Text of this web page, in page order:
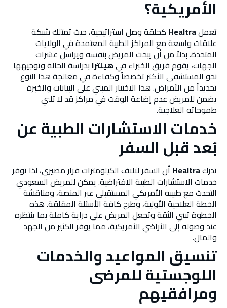
الأمريكية؟
تعملHealtra كحلقة وصل استراتيجية، حيث تمتلك شبكة
علاقات واسعة مع المراكز الطبية المعتمدة في الولايات
المتحدة. بدلاً من أن يبحث المريض بنفسه ويراسل عشرات
الجهات، يقوم فريق الخبراء فيهيلترا بدراسة الحالة وتوجيهها
نحو المستشفى الأكثر تخصصاً وكفاءة في معالجة هذا النوع
تحديداً من الأمراض. هذا الاختيار المبني على البيانات والخبرة
يضمن للمريض عدم إضاعة الوقت في مراكز قد لا تلبي
طموحاته العلاجية.
خدمات الاستشارات الطبية عن
بُعد قبل السفر
تدركHealtra أن السفر لآلاف الكيلومترات قرار مصيري، لذا توفر
خدمات الاستشارات الطبية الافتراضية. يمكن للمريض السعودي
التحدث مع طبيبه الأمريكي المستقبلي عبر المنصة، ومناقشة
الخطة العلاجية الأولية، وطرح كافة الأسئلة المقلقة. هذه
الخطوة تبني الثقة وتجعل المريض على دراية كاملة بما ينتظره
عند وصوله إلى الأراضي الأمريكية، مما يوفر الكثير من الجهد
والمال.
تنسيق المواعيد والخدمات
اللوجستية للمرضى
ومرافقيهم